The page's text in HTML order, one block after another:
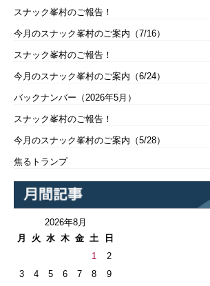
スナック峯村のご報告！
今月のスナック峯村のご案内（7/16）
スナック峯村のご報告！
今月のスナック峯村のご案内（6/24）
バックナンバー（2026年5月）
スナック峯村のご報告！
今月のスナック峯村のご案内（5/28）
焦るトランプ
2026年8月
月
火 水 木 金 土 日
1
2
3
4 5 6 7 8
9